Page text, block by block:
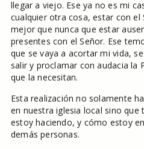
llegar a viejo. Ese ya no es mi
cualquier otra cosa, estar con el
mejor que nunca que estar
presentes con el Señor. Ese
que se vaya a acortar mi vida,
salir y proclamar con audacia la
que la necesitan.
Esta realización no solamente
en nuestra iglesia local sino
estoy haciendo, y cómo estoy
demás personas.